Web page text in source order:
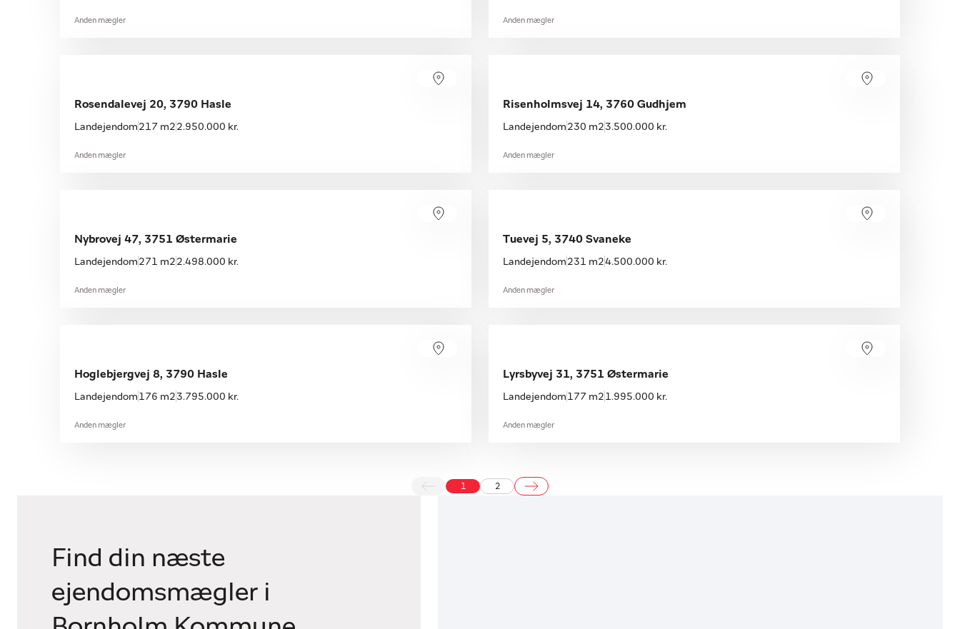
Anden mægler Anden mægler
Rosendalevej 20, 3790 Hasle
Landejendom 217 m2 2.950.000 kr.
Anden mægler
Risenholmsvej 14, 3760 Gudhjem
Landejendom 230 m2 3.500.000 kr.
Anden mægler
Nybrovej 47, 3751 Østermarie
Landejendom 271 m2 2.498.000 kr.
Anden mægler
Tuevej 5, 3740 Svaneke
Landejendom 231 m24.500.000 kr.
Anden mægler
Hoglebjergvej 8, 3790 Hasle
Landejendom 176 m2 3.795.000 kr.
Anden mægler
Lyrsbyvej 31, 3751 Østermarie
Landejendom 177 m2 1.995.000 kr.
Anden mægler
1 2
Find din næste
ejendomsmægler i